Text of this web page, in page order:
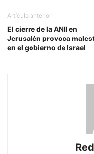
Artículo anterior
El cierre de la ANII en
Jerusalén provoca
en el gobierno de Israel